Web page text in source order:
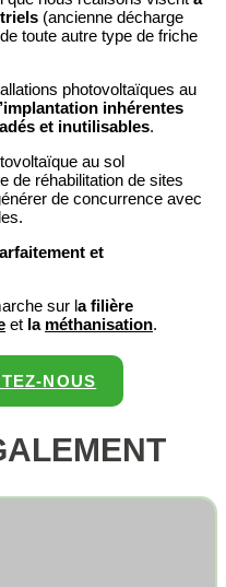
(ancienne décharge
toute autre type de friche
photovoltaïques au
inhérentes
et inutilisables.
au sol
de réhabilitation de sites
de concurrence avec
et
sur la filière
et la méthanisation.
NOUS